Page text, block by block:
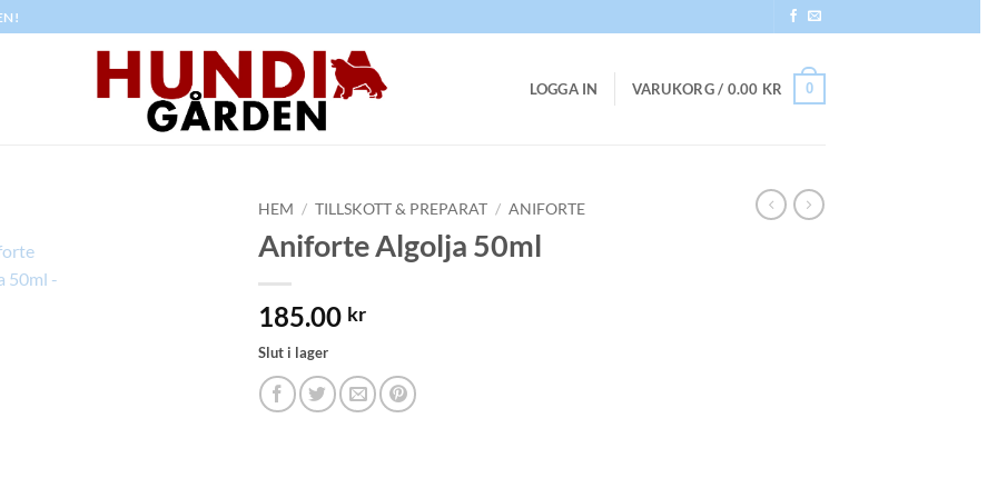
LOGGA IN VARUKORG / 0.00 KR 0
HEM / TILLSKOTT & PREPARAT / ANIFORTE
Aniforte Algolja 50ml
185.00 kr
Slut i lager